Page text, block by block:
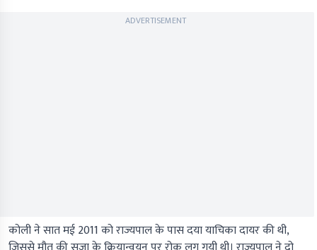
ADVERTISEMENT
कोली ने सात मई 2011 को राज्यपाल के पास दया याचिका दायर की थी,